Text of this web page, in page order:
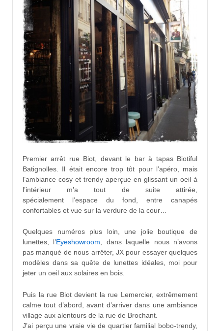
Premier arrêt rue Biot, devant le bar à tapas Biotiful
Batignolles. Il était encore trop tôt pour l’apéro, mais
l’ambiance cosy et trendy aperçue en glissant un oeil à
l’intérieur m’a tout de suite attirée,
spécialement l’espace du fond, entre canapés
confortables et vue sur la verdure de la cour…
Quelques numéros plus loin, une jolie boutique de
lunettes, l’Eyeshowroom, dans laquelle nous n’avons
pas manqué de nous arrêter, JX pour essayer quelques
modèles dans sa quête de lunettes idéales, moi pour
jeter un oeil aux solaires en bois.
Puis la rue Biot devient la rue Lemercier, extrêmement
calme tout d’abord, avant d’arriver dans une ambiance
village aux alentours de la rue de Brochant.
J’ai perçu une vraie vie de quartier familial bobo-trendy,